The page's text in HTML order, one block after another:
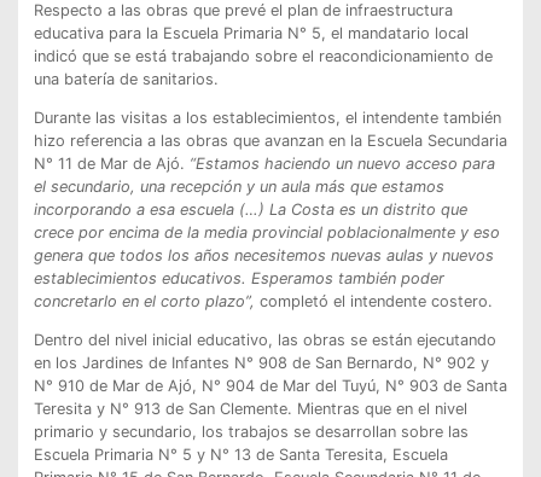
Respecto a las obras que prevé el plan de infraestructura
educativa para la Escuela Primaria N° 5, el mandatario local
indicó que se está trabajando sobre el reacondicionamiento de
una batería de sanitarios.
Durante las visitas a los establecimientos, el intendente también
hizo referencia a las obras que avanzan en la Escuela Secundaria
N° 11 de Mar de Ajó. “Estamos haciendo un nuevo acceso para
el secundario, una recepción y un aula más que estamos
incorporando a esa escuela (…) La Costa es un distrito que
crece por encima de la media provincial poblacionalmente y eso
genera que todos los años necesitemos nuevas aulas y nuevos
establecimientos educativos. Esperamos también poder
concretarlo en el corto plazo”, completó el intendente costero.
Dentro del nivel inicial educativo, las obras se están ejecutando
en los Jardines de Infantes N° 908 de San Bernardo, N° 902 y
N° 910 de Mar de Ajó, N° 904 de Mar del Tuyú, N° 903 de Santa
Teresita y N° 913 de San Clemente. Mientras que en el nivel
primario y secundario, los trabajos se desarrollan sobre las
Escuela Primaria N° 5 y N° 13 de Santa Teresita, Escuela